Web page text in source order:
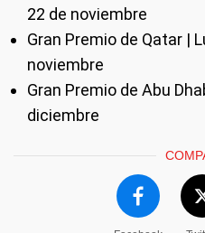
22 de noviembre
Gran Premio de Qatar |
noviembre
Gran Premio de Abu
diciembre